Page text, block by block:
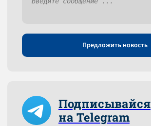
Предложить новость
Подписывайся
на Telegram